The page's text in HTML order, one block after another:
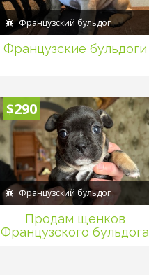
Французский бульдог
Французские бульдоги
$290
Французский бульдог
Продам щенков
Французского бульдога